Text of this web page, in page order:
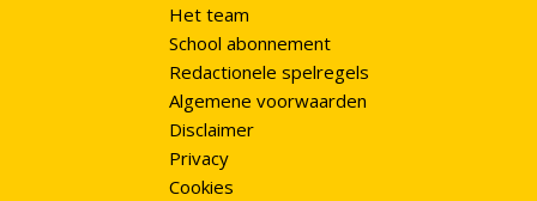
Het team
School abonnement
Redactionele spelregels
Algemene voorwaarden
Disclaimer
Privacy
Cookies